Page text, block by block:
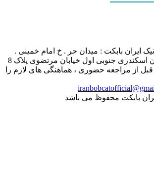
ایران بابکت : میدان حر . خ امام خمینی .
خیابان کمالی . خیابان اسکندری جنوبی اول خیابان مرتضوی پلاک 8
از مراجعه حضوری ، هماهنگی های لازم را
بابکت محفوظ می باشد